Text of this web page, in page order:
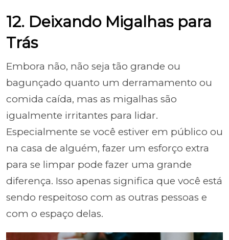
12. Deixando Migalhas para
Trás
Embora não, não seja tão grande ou
bagunçado quanto um derramamento ou
comida caída, mas as migalhas são
igualmente irritantes para lidar.
Especialmente se você estiver em público ou
na casa de alguém, fazer um esforço extra
para se limpar pode fazer uma grande
diferença. Isso apenas significa que você está
sendo respeitoso com as outras pessoas e
com o espaço delas.